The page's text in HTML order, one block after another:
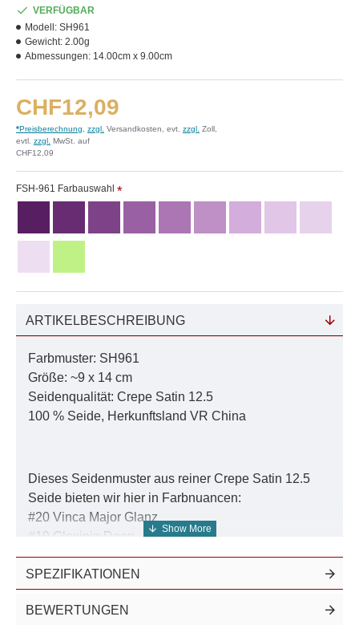
CHF12,09
*Preisberechnung zzgl. Versandkosten, evt. zzgl. Zoll,
evtl. zzgl. MwSt. auf
CHF12,09
VERFÜGBAR
Modell: SH961
Gewicht: 2.00g
Abmessungen: 14.00cm x 9.00cm
FSH-961 Farbauswahl
ARTIKELBESCHREIBUNG
Farbmuster: SH961
Größe: ~9 x 14 cm
Seidenqualität: Crepe Satin 12.5
100 % Seide, Herkunftsland VR China
Dieses Seidenmuster aus reiner Crepe Satin 12.5
Seide bieten wir hier in Farbnuancen:
#20 Vinca Major Glanz
#19 Gloxinia Deep
#18 Fuchsite Black
#17 Fuchsite Pfau
#16 Fuchsite Velvet
#15 Japanese Lilac
SPEZIFIKATIONEN
BEWERTUNGEN